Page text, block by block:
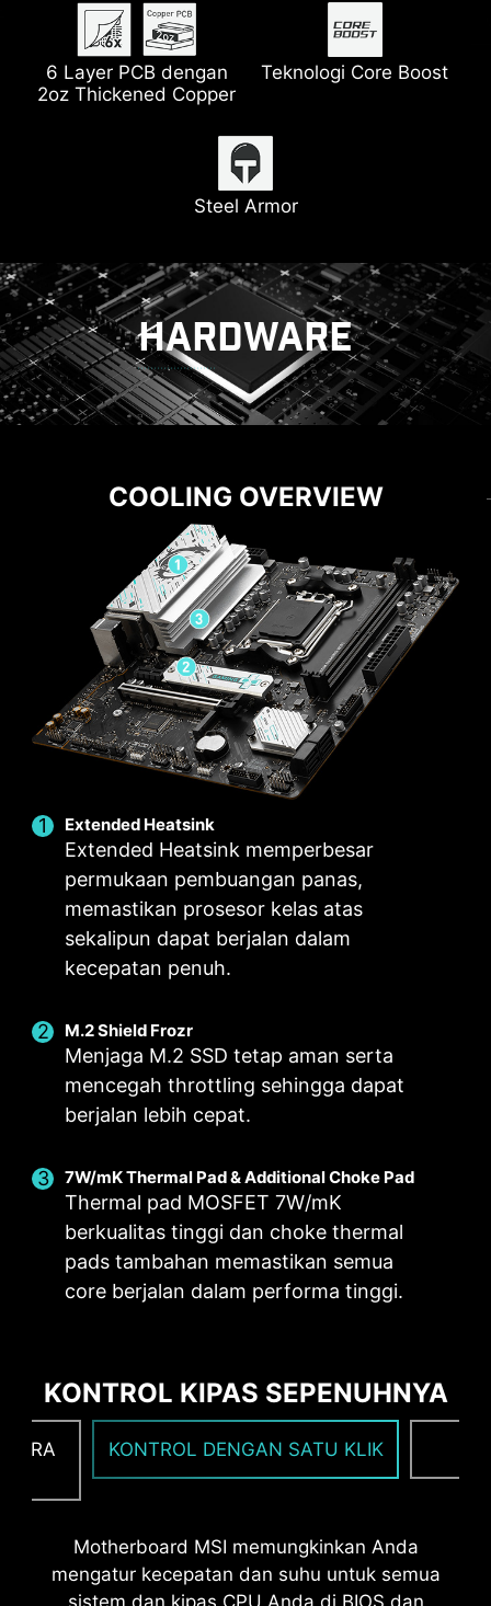
6 Layer PCB dengan
2oz Thickened Copper
Teknologi Core Boost
Steel Armor
2.5G Network Solution
Memory Boost Lightning Gen 4
Extended Heatsink M.2 Shield Frozr
Heatsink dengan
7W/mK Thermal Pad
HARDWARE
DIY FRIENDLY
COOLING OVERVIEW
Extended Heatsink
Extended Heatsink memperbesar
permukaan pembuangan panas,
memastikan prosesor kelas atas
sekalipun dapat berjalan dalam
kecepatan penuh.
M.2 Shield Frozr
Menjaga M.2 SSD tetap aman serta
mencegah throttling sehingga dapat
berjalan lebih cepat.
7W/mK Thermal Pad & Additional Choke Pad
Thermal pad MOSFET 7W/mK
berkualitas tinggi dan choke thermal
pads tambahan memastikan semua
core berjalan dalam performa tinggi.
KONTROL KIPAS SEPENUHNYA
KONTROL DENGAN SATU KLIK
Motherboard MSI memungkinkan Anda
mengatur kecepatan dan suhu untuk semua
sistem dan kipas CPU Anda di BIOS dan
SOLUSI PCB YANG OPTIMAL
Desain PCB telah dioptimalkan untuk bandwidth
yang lebih tinggi dan kecepatan transfer yang
lebih cepat, yang juga berguna untuk transmisi
sirkuit yang dapat diandalkan.
6 PCB layers
EZ OC TUNING
Thermal profile MSI PBO mengatur suhu
maksimal CPU pada level 85°C, 75°C and 65°C.
Dengan thermal profile, CPU beroperasi pada
EZ M.2 CLIP
Kesusahan memutar sekrup? MSI innovative EZ
M.2 clip dapat membantu Anda memasang M.2
SSD dengan cepat dan mudah.
MSI DRIVER UTILITY INSTALLER
Setelah terhubung ke internet, MSI Driver Utility
Installer akan mendeteksi dan menyajikan driver
dapat mengunduh dan menginstal hanya
dengan beberapa klik.
Lebih lanjut